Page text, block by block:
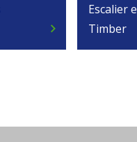
chevron_right
Escalier
Timber